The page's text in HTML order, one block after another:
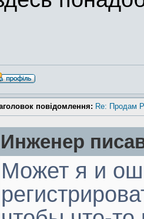
повідомлення: Re: Продам
Инженер
Может я и